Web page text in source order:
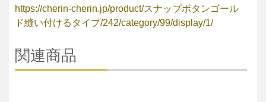
https://cherin-cherin.jp/product/スナップボタンゴール
ド縫い付けるタイプ/242/category/99/display/1/
関連商品